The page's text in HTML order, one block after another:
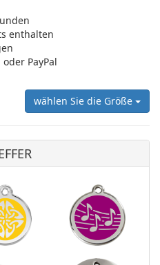
enthalten
PayPal
wählen Sie die Größe